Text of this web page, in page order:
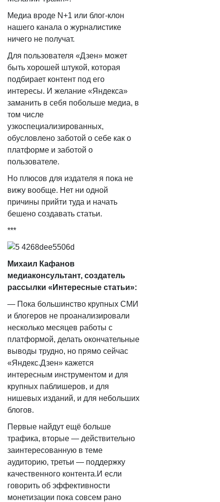
Медиа вроде N+1 или блог-клон
нашего канала о журналистике
ничего не получат.​
Для пользователя «Дзен» может
быть хорошей штукой, которая
подбирает контент под его
интересы. И желание «Яндекса»
заманить в себя побольше медиа, в
том числе
узкоспециализированных,
обусловлено заботой о себе как о
платформе и заботой о
пользователе.
Но плюсов для издателя я пока не
вижу вообще. Нет ни одной
причины прийти туда и начать
бешено создавать статьи.
***
Михаил Кафанов
медиаконсультант, создатель
рассылки «Интересные статьи»:
— ​Пока большинство крупных СМИ
и блогеров не проанализировали
несколько месяцев работы с
платформой, делать окончательные
выводы трудно, но прямо сейчас
«Яндекс.Дзен» кажется
интересным инструментом и для
крупных паблишеров, и для
нишевых изданий, и для небольших
блогов.
Первые найдут ещё больше
трафика, вторые — действительно
заинтересованную в теме
аудиторию, третьи — поддержку
качественного контента.И если
говорить об эффективности
монетизации пока совсем рано